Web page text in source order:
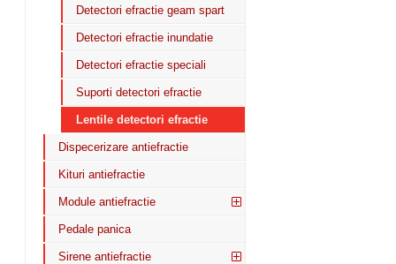
Detectori efractie geam spart
Detectori efractie inundatie
Detectori efractie speciali
Suporti detectori efractie
Lentile detectori efractie
Dispecerizare antiefractie
Kituri antiefractie
Module antiefractie
Pedale panica
Sirene antiefractie